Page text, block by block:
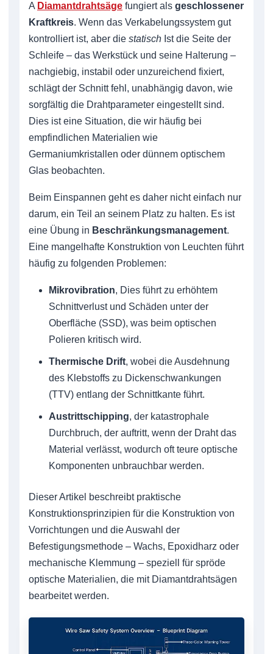
A Diamantdrahtsäge fungiert als geschlossener
Kraftkreis. Wenn das Verkabelungssystem gut
kontrolliert ist, aber die statisch Ist die Seite der
Schleife – das Werkstück und seine Halterung –
nachgiebig, instabil oder unzureichend fixiert,
schlägt der Schnitt fehl, unabhängig davon, wie
sorgfältig die Drahtparameter eingestellt sind.
Dies ist eine Situation, die wir häufig bei
empfindlichen Materialien wie
Germaniumkristallen oder dünnem optischem
Glas beobachten.
Beim Einspannen geht es daher nicht einfach nur
darum, ein Teil an seinem Platz zu halten. Es ist
eine Übung in Beschränkungsmanagement.
Eine mangelhafte Konstruktion von Leuchten führt
häufig zu folgenden Problemen:
Mikrovibration, Dies führt zu erhöhtem
Schnittverlust und Schäden unter der
Oberfläche (SSD), was beim optischen
Polieren kritisch wird.
Thermische Drift, wobei die Ausdehnung
des Klebstoffs zu Dickenschwankungen
(TTV) entlang der Schnittkante führt.
Austrittschipping, der katastrophale
Durchbruch, der auftritt, wenn der Draht das
Material verlässt, wodurch oft teure optische
Komponenten unbrauchbar werden.
Dieser Artikel beschreibt praktische
Konstruktionsprinzipien für die Konstruktion von
Vorrichtungen und die Auswahl der
Befestigungsmethode – Wachs, Epoxidharz oder
mechanische Klemmung – speziell für spröde
optische Materialien, die mit Diamantdrahtsägen
bearbeitet werden.